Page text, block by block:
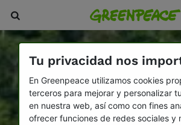
Tu privacidad nos
En Greenpeace utilizamos cookies
terceros para mejorar y personalizar
en nuestra web, así como con fines
ofrecer funciones de redes sociales y